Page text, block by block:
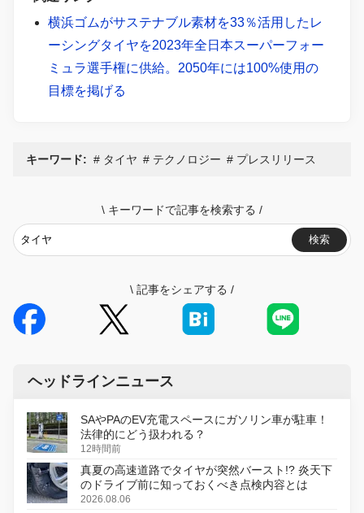
横浜ゴムがサステナブル素材を33％活用したレ
ーシングタイヤを2023年全日本スーパーフォー
ミュラ選手権に供給。2050年には100%使用の
目標を掲げる
キーワード: タイヤ テクノロジー プレスリリース
\ キーワードで記事を検索する /
検索
\ 記事をシェアする /
ヘッドラインニュース
SAやPAのEV充電スペースにガソリン車が駐車！
法律的にどう扱われる？
12時間前
真夏の高速道路でタイヤが突然バースト!? 炎天下
のドライブ前に知っておくべき点検内容とは
2026.08.06